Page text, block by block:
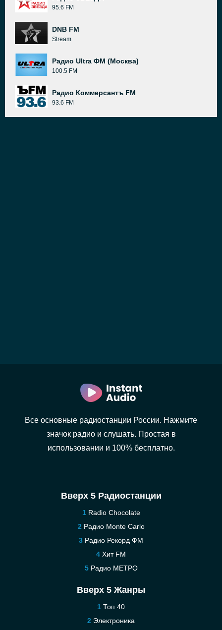
95.6 FM
DNB FM
Stream
Радио Ultra ФМ (Москва)
100.5 FM
Радио Коммерсантъ FM
93.6 FM
Все основные радиостанции России. Нажмите
значок радио и слушать. Простая в
использовании и 100% бесплатно.
Вверх 5 Радиостанции
Radio Chocolate
Радио Monte Carlo
Радио Рекорд ФМ
Хит FM
Радио МЕТРО
Вверх 5 Жанры
Топ 40
Электроника